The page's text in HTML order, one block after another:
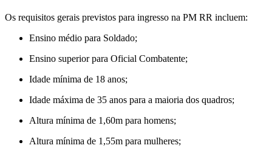
Os requisitos gerais previstos para ingresso na PM RR incluem:
Ensino médio para Soldado;
Ensino superior para Oficial Combatente;
Idade mínima de 18 anos;
Idade máxima de 35 anos para a maioria dos quadros;
Altura mínima de 1,60m para homens;
Altura mínima de 1,55m para mulheres;